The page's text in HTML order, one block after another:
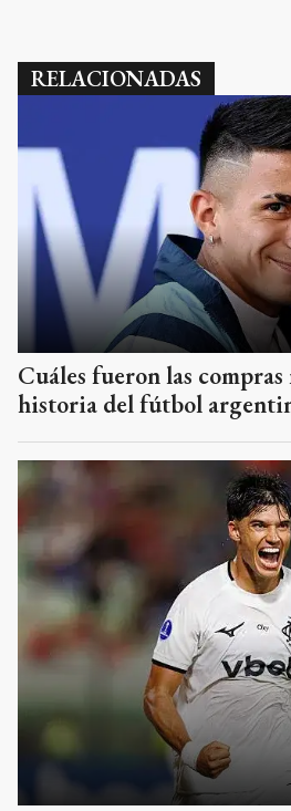
RELACIONADAS
Cuáles fueron las compras
historia del fútbol